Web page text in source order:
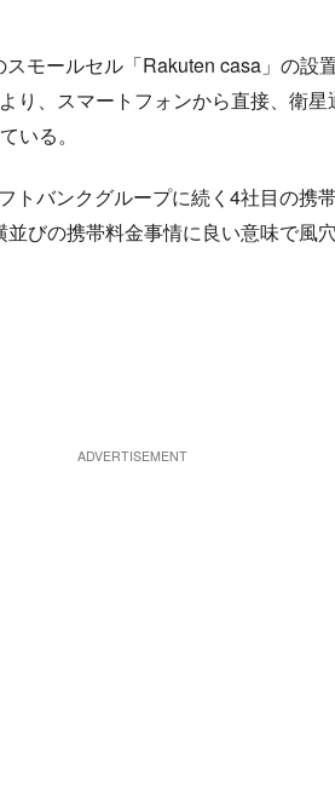
モールセル「Rakuten casa」の設
、スマートフォンから直接、衛星
いる。
トバンクグループに続く4社目の携
びの携帯料金事情に良い意味で風